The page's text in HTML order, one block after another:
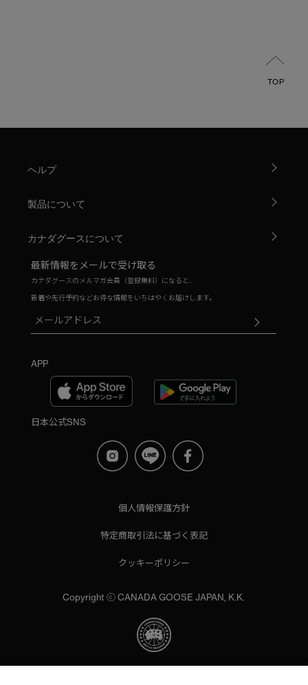
TOP
ヘルプ
製品について
カナダグースについて
最新情報をメールで受け取る
カナダグースのメルマガ会員（登録無料）になると、
新着や先行予約などお得な情報をいちはやくお届けします。
APP
日本公式SNS
個人情報保護方針
特定商取引法に基づく表記
クッキーポリシー
Copyright ⓒ CANADA GOOSE JAPAN, K.K.